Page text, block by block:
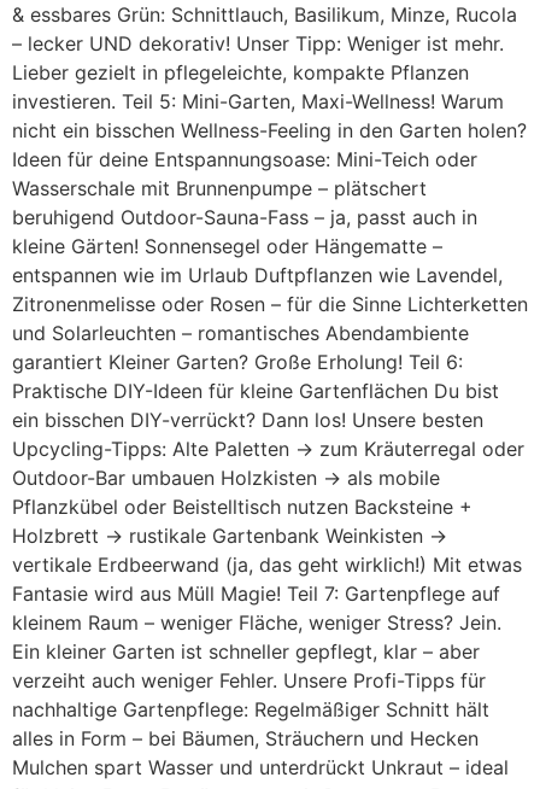
& essbares Grün: Schnittlauch, Basilikum, Minze, Rucola
– lecker UND dekorativ! Unser Tipp: Weniger ist mehr.
Lieber gezielt in pflegeleichte, kompakte Pflanzen
investieren. Teil 5: Mini-Garten, Maxi-Wellness! Warum
nicht ein bisschen Wellness-Feeling in den Garten holen?
Ideen für deine Entspannungsoase: Mini-Teich oder
Wasserschale mit Brunnenpumpe – plätschert
beruhigend Outdoor-Sauna-Fass – ja, passt auch in
kleine Gärten! Sonnensegel oder Hängematte –
entspannen wie im Urlaub Duftpflanzen wie Lavendel,
Zitronenmelisse oder Rosen – für die Sinne Lichterketten
und Solarleuchten – romantisches Abendambiente
garantiert Kleiner Garten? Große Erholung! Teil 6:
Praktische DIY-Ideen für kleine Gartenflächen Du bist
ein bisschen DIY-verrückt? Dann los! Unsere besten
Upcycling-Tipps: Alte Paletten → zum Kräuterregal oder
Outdoor-Bar umbauen Holzkisten → als mobile
Pflanzkübel oder Beistelltisch nutzen Backsteine +
Holzbrett → rustikale Gartenbank Weinkisten →
vertikale Erdbeerwand (ja, das geht wirklich!) Mit etwas
Fantasie wird aus Müll Magie! Teil 7: Gartenpflege auf
kleinem Raum – weniger Fläche, weniger Stress? Jein.
Ein kleiner Garten ist schneller gepflegt, klar – aber
verzeiht auch weniger Fehler. Unsere Profi-Tipps für
nachhaltige Gartenpflege: Regelmäßiger Schnitt hält
alles in Form – bei Bäumen, Sträuchern und Hecken
Mulchen spart Wasser und unterdrückt Unkraut – ideal